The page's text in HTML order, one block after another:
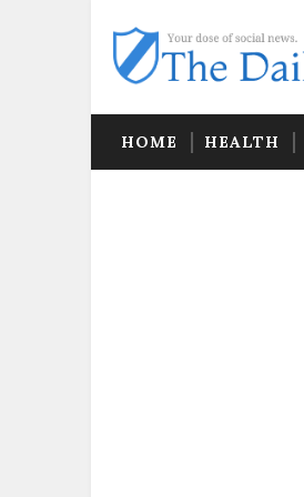
HOME HEALTH